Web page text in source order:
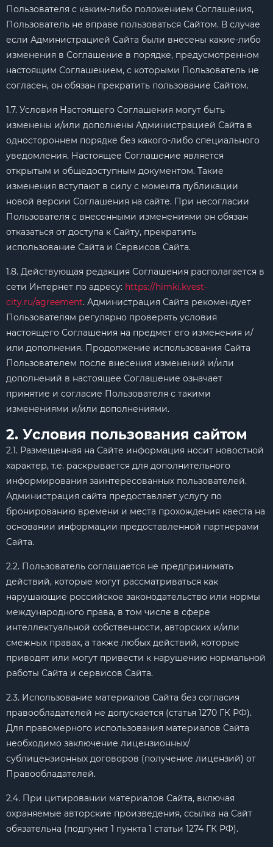
Пользователя с каким-либо положением Соглашения,
Пользователь не вправе пользоваться Сайтом. В случае
если Администрацией Сайта были внесены какие-либо
изменения в Соглашение в порядке, предусмотренном
настоящим Соглашением, с которыми Пользователь не
согласен, он обязан прекратить пользование Сайтом.
1.7. Условия Настоящего Соглашения могут быть
изменены и/или дополнены Администрацией Сайта в
одностороннем порядке без какого-либо специального
уведомления. Настоящее Соглашение является
открытым и общедоступным документом. Такие
изменения вступают в силу с момента публикации
новой версии Соглашения на сайте. При несогласии
Пользователя с внесенными изменениями он обязан
отказаться от доступа к Сайту, прекратить
использование Сайта и Сервисов Сайта.
1.8. Действующая редакция Соглашения располагается в
сети Интернет по адресу: https://himki.kvest-
city.ru/agreement. Администрация Сайта рекомендует
Пользователям регулярно проверять условия
настоящего Соглашения на предмет его изменения и/
или дополнения. Продолжение использования Сайта
Пользователем после внесения изменений и/или
дополнений в настоящее Соглашение означает
принятие и согласие Пользователя с такими
изменениями и/или дополнениями.
2. Условия пользования сайтом
2.1. Размещенная на Сайте информация носит новостной
характер, т.е. раскрывается для дополнительного
информирования заинтересованных пользователей.
Администрация сайта предоставляет услугу по
бронированию времени и места прохождения квеста на
основании информации предоставленной партнерами
Сайта.
2.2. Пользователь соглашается не предпринимать
действий, которые могут рассматриваться как
нарушающие российское законодательство или нормы
международного права, в том числе в сфере
интеллектуальной собственности, авторских и/или
смежных правах, а также любых действий, которые
приводят или могут привести к нарушению нормальной
работы Сайта и сервисов Сайта.
2.3. Использование материалов Сайта без согласия
правообладателей не допускается (статья 1270 ГК РФ).
Для правомерного использования материалов Сайта
необходимо заключение лицензионных/
сублицензионных договоров (получение лицензий) от
Правообладателей.
2.4. При цитировании материалов Сайта, включая
охраняемые авторские произведения, ссылка на Сайт
обязательна (подпункт 1 пункта 1 статьи 1274 ГК РФ).